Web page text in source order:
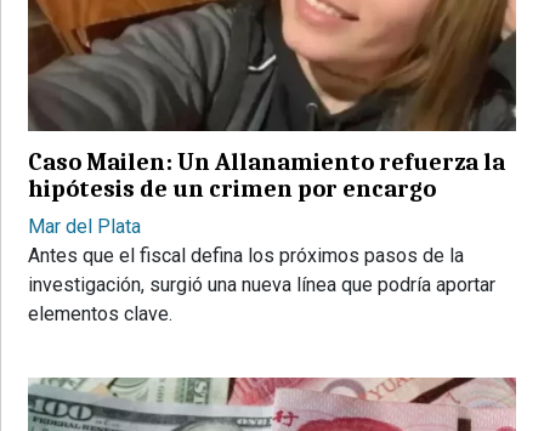
PROVINCIALES
REGIONALES
ESPECTÁCULOS
INTERNACIONALES
• SUPLEMENTOS
• RADIOS EN VIVO
Caso Mailen: Un Allanamiento refuerza la
hipótesis de un crimen por encargo
Mar del Plata
Antes que el fiscal defina los próximos pasos de la
investigación, surgió una nueva línea que podría aportar
elementos clave.